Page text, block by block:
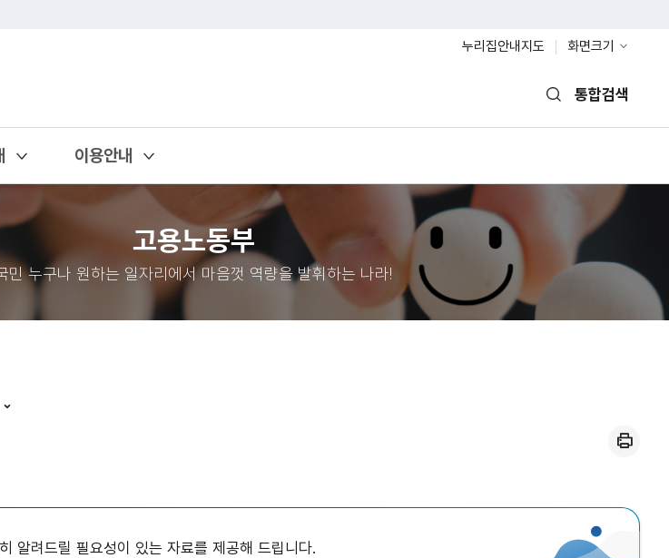
누리집안내지도
화면크기
통합검색
이용안내
열기
고용노동부
민 누구나 원하는 일자리에서 마음껏 역량을 발휘하는 나라!
알려드릴 필요성이 있는 자료를 제공해 드립니다.